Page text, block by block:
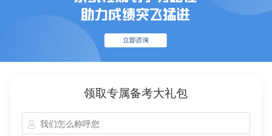
领取专属备考大礼包